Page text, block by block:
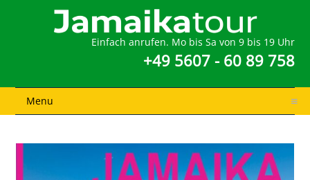
Einfach anrufen. Mo bis Sa von 9 bis 19 Uhr
+49 5607 - 60 89 758
Menu